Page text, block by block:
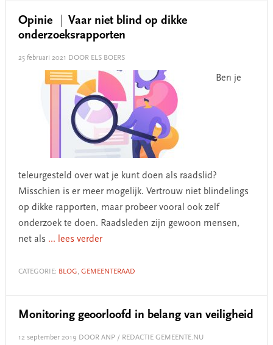
Opinie
Vaar niet blind op dikke
onderzoeksrapporten
25 februari 2021 DOOR ELS BOERS
Ben je
teleurgesteld over wat je kunt doen als raadslid?
Misschien is er meer mogelijk. Vertrouw niet blindelings
op dikke rapporten, maar probeer vooral ook zelf
onderzoek te doen. Raadsleden zijn gewoon mensen,
net als ... lees verder
CATEGORIE: BLOG, GEMEENTERAAD
Monitoring geoorloofd in belang van veiligheid
12 september 2019 DOOR ANP / REDACTIE GEMEENTE.NU